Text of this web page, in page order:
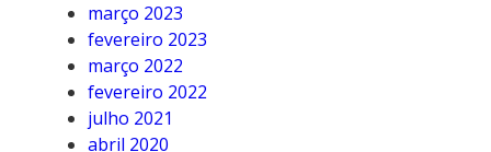
março 2023
fevereiro 2023
março 2022
fevereiro 2022
julho 2021
abril 2020